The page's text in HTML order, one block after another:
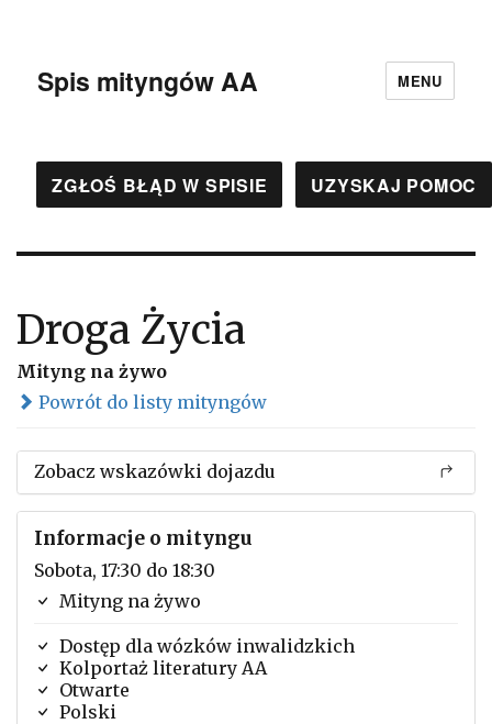
Spis mityngów AA MENU
ZGŁOŚ BŁĄD W SPISIE UZYSKAJ POMOC
Droga Życia
Mityng na żywo
Powrót do listy mityngów
Zobacz wskazówki dojazdu
Informacje o mityngu
Sobota, 17:30 do 18:30
Mityng na żywo
Dostęp dla wózków inwalidzkich
Kolportaż literatury AA
Otwarte
Polski